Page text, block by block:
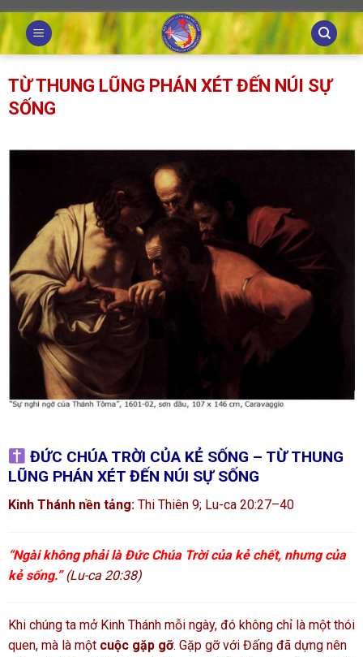
Skip
to
content
TỪ THUNG LŨNG PHÁN XÉT ĐẾN NÚI SỰ
SỐNG
ĐỨC CHÚA TRỜI CỦA KẺ SỐNG – TỪ THUNG
LŨNG PHÁN XÉT ĐẾN NÚI SỰ SỐNG
Kinh Thánh nền tảng: Thi Thiên 9; Lu-ca 20:27–40
“Ngài không phải là Đức Chúa Trời của kẻ chết, nhưng của
kẻ sống.”(Lu-ca 20:38)
Khi chúng ta mở Kinh Thánh mỗi ngày, đó không chỉ là một thói
quen, mà là một cuộc gặp gỡ. Gặp gỡ với Đấng đã dựng nên